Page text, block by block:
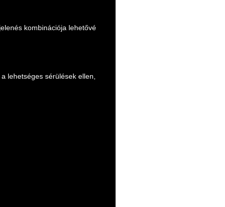
kombinációja lehetővé
lehetséges sérülések ellen,